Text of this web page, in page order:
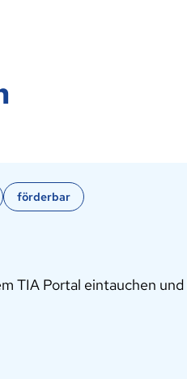
förderbar
Portal eintauchen